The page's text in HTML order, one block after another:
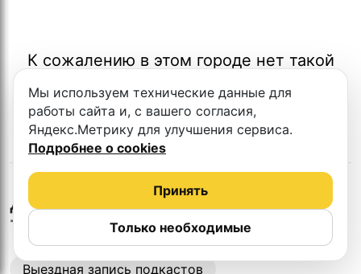
К сожалению в этом городе нет такой
Другие студии в Нижнем
Тагиле
Выездная запись подкастов
Мы используем технические данные для
работы сайта и, с вашего согласия,
Яндекс.Метрику для улучшения сервиса.
Подробнее о cookies
Только необходимые
Принять